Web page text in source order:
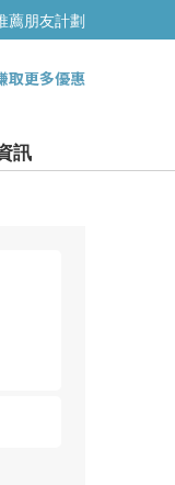
薦朋友計劃
取更多優惠
訊